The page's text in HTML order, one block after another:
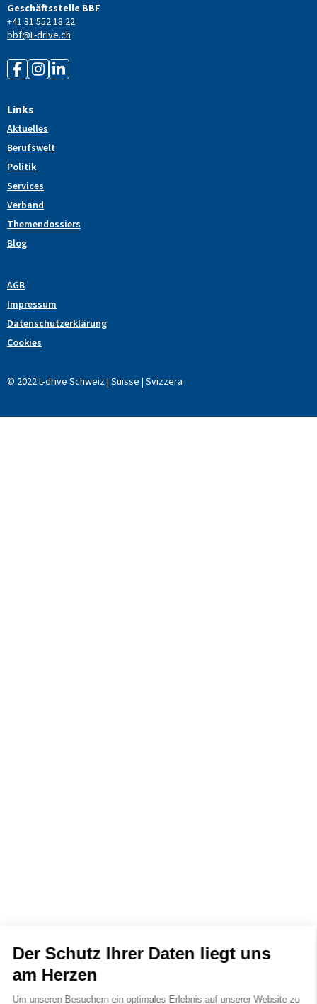
Geschäftsstelle BBF
+41 31 552 18 22
bbf@L-drive.ch
Links
Aktuelles
Berufswelt
Politik
Services
Verband
Themendossiers
Blog
AGB
Impressum
Datenschutzerklärung
Cookies
© 2022 L-drive Schweiz | Suisse | Svizzera